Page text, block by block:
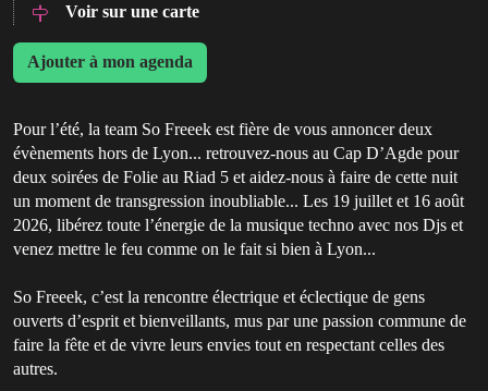
Voir sur une carte
Ajouter à mon agenda
Pour l’été, la team So Freeek est fière de vous annoncer deux
évènements hors de Lyon... retrouvez-nous au Cap D’Agde pour
deux soirées de Folie au Riad 5 et aidez-nous à faire de cette nuit
un moment de transgression inoubliable... Les 19 juillet et 16 août
2026, libérez toute l’énergie de la musique techno avec nos Djs et
venez mettre le feu comme on le fait si bien à Lyon...
So Freeek, c’est la rencontre électrique et éclectique de gens
ouverts d’esprit et bienveillants, mus par une passion commune de
faire la fête et de vivre leurs envies tout en respectant celles des
autres.